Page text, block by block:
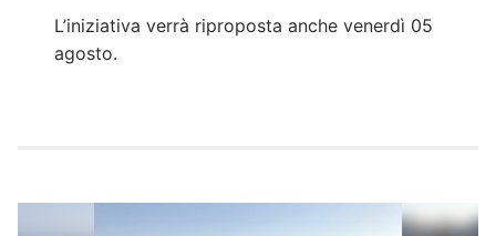
L’iniziativa verrà riproposta anche venerdì 05
agosto.